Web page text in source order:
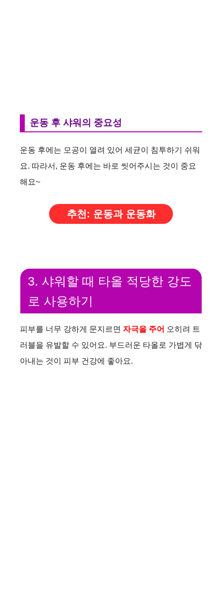
운동 후 샤워의 중요성
운동 후에는 모공이 열려 있어 세균이 침투하기 쉬워
요. 따라서, 운동 후에는 바로 씻어주시는 것이 중요
해요~
추천: 운동과 운동화
3. 샤워할 때 타올 적당한 강도
로 사용하기
피부를 너무 강하게 문지르면 자극을 주어 오히려 트
러블을 유발할 수 있어요. 부드러운 타올로 가볍게 닦
아내는 것이 피부 건강에 좋아요.